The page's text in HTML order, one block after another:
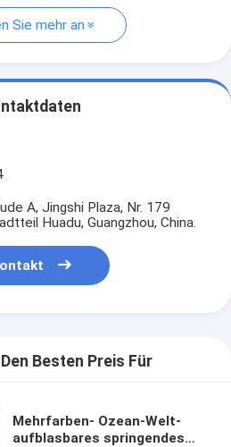
Sie mehr an
A, Jingshi Plaza, Nr. 179
Huadu, Guangzhou, China.
Besten Preis Für
Mehrfarben- Ozean-Welt-
aufblasbares springendes